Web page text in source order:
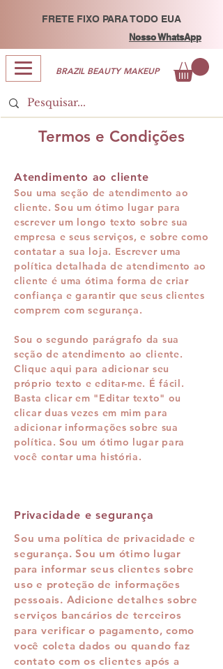
FRETE FIXO PARA TODO EUA
Nosso WhatsApp
BRAZIL BEAUTY MAKEUP
Termos e Condições
Atendimento ao cliente
Sou uma seção de atendimento ao
cliente. Sou um ótimo lugar para
escrever um longo texto sobre sua
empresa e seus serviços, e sobre como
contatar a sua loja. Escrever uma
política detalhada de atendimento ao
cliente é uma ótima forma de criar
confiança e garantir que seus clientes
comprem com segurança.
Sou o segundo parágrafo da sua
seção de atendimento ao cliente.
Clique aqui para adicionar seu
próprio texto e editar-me. É fácil.
Basta clicar em "Editar texto" ou
clicar duas vezes em mim para
adicionar informações sobre sua
política. Sou um ótimo lugar para
você contar uma história.
Privacidade e segurança
Sou uma política de privacidade e
segurança. Sou um ótimo lugar
para informar seus clientes sobre
uso e proteção de informações
pessoais. Adicione detalhes sobre
serviços bancários de terceiros
para verificar o pagamento, como
você coleta dados ou quando faz
contato com os clientes após a